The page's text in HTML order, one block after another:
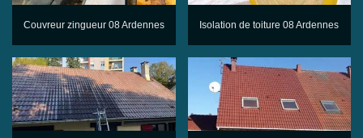
Couvreur zingueur 08 Ardennes Isolation de toiture 08 Ardennes